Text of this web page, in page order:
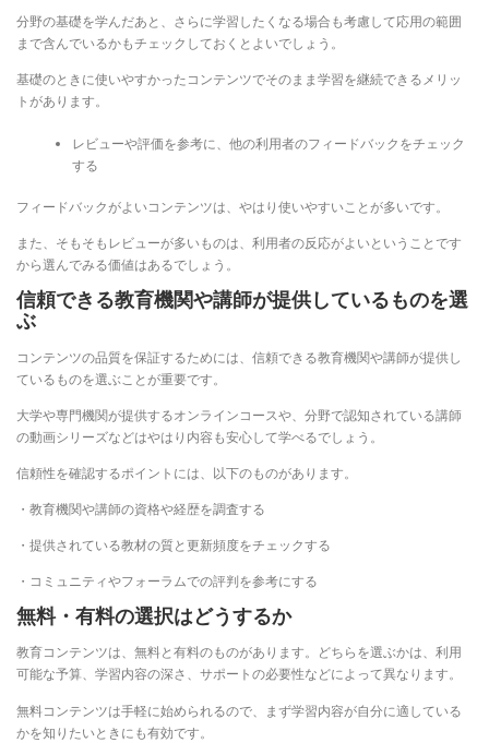
分野の基礎を学んだあと、さらに学習したくなる場合も考慮して応用の範囲
まで含んでいるかもチェックしておくとよいでしょう。
基礎のときに使いやすかったコンテンツでそのまま学習を継続できるメリッ
トがあります。
レビューや評価を参考に、他の利用者のフィードバックをチェック
する
フィードバックがよいコンテンツは、やはり使いやすいことが多いです。
また、そもそもレビューが多いものは、利用者の反応がよいということです
から選んでみる価値はあるでしょう。
信頼できる教育機関や講師が提供しているものを選
ぶ
コンテンツの品質を保証するためには、信頼できる教育機関や講師が提供し
ているものを選ぶことが重要です。
大学や専門機関が提供するオンラインコースや、分野で認知されている講師
の動画シリーズなどはやはり内容も安心して学べるでしょう。
信頼性を確認するポイントには、以下のものがあります。
・教育機関や講師の資格や経歴を調査する
・提供されている教材の質と更新頻度をチェックする
・コミュニティやフォーラムでの評判を参考にする
無料・有料の選択はどうするか
教育コンテンツは、無料と有料のものがあります。どちらを選ぶかは、利用
可能な予算、学習内容の深さ、サポートの必要性などによって異なります。
無料コンテンツは手軽に始められるので、まず学習内容が自分に適している
かを知りたいときにも有効です。